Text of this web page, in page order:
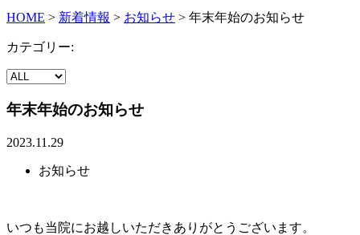
HOME > 新着情報 > お知らせ > 年末年始のお知らせ
カテゴリー:
年末年始のお知らせ
2023.11.29
お知らせ
いつも当院にお越しいただきありがとうございます。